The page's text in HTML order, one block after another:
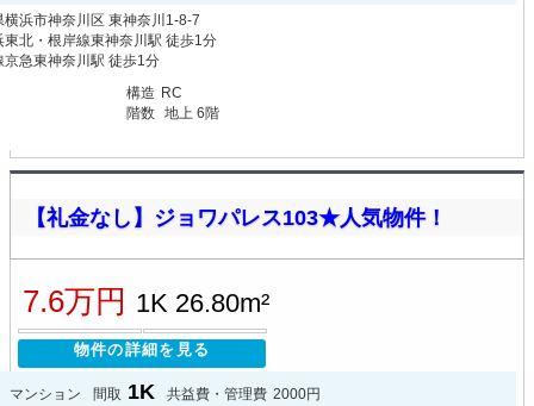
横浜市神奈川区 東神奈川1-8-7
東北・根岸線東神奈川駅 徒歩1分
京急東神奈川駅 徒歩1分
構造 RC
階数 地上 6階
【礼金なし】ジョワパレス103★人気物件！
7.6万円 1K 26.80m²
物件の詳細を見る
マンション 間取 1K 共益費・管理費 2000円